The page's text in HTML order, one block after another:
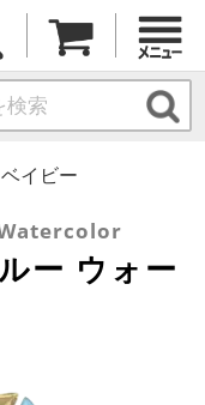
ベイビー
ー ウォー